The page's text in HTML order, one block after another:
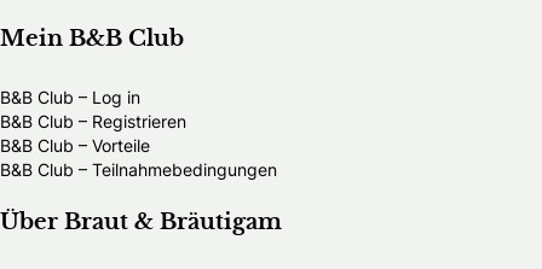
Mein B&B Club
B&B Club – Log in
B&B Club – Registrieren
B&B Club – Vorteile
B&B Club – Teilnahmebedingungen
Über Braut & Bräutigam